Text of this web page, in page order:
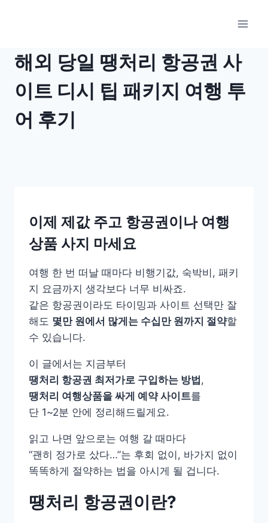
해외 당일 땡처리 항공권 사
이트 디시 팁 패키지 여행 투
어 후기
이제 제값 주고 항공권이나 여행
상품 사지 마세요
여행 한 번 떠날 때마다 비행기값, 숙박비, 패키
지 요금까지 생각보다 너무 비싸죠.
같은 항공권이라도 타이밍과 사이트 선택만 잘
해도 몇만 원에서 많게는 수십만 원까지 절약할
수 있습니다.
이 글에서는 지금부터
땡처리 항공권 최저가로 구입하는 방법 ,
땡처리 여행상품을 싸게 예약 사이트를
단 1~2분 안에 정리해드릴게요.
읽고 나면 앞으로는 여행 갈 때마다
“괜히 정가로 샀다…”는 후회 없이, 바가지 없이
똑똑하게 절약하는 법을 아시게 될 겁니다.
땡처리 항공권이란?